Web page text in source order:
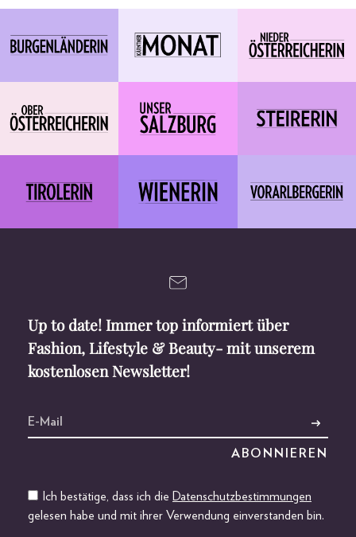
Up to date! Immer top informiert über
Fashion, Lifestyle & Beauty- mit unserem
kostenlosen Newsletter!
Ich bestätige, dass ich die Datenschutzbestimmungen
gelesen habe und mit ihrer Verwendung einverstanden bin.